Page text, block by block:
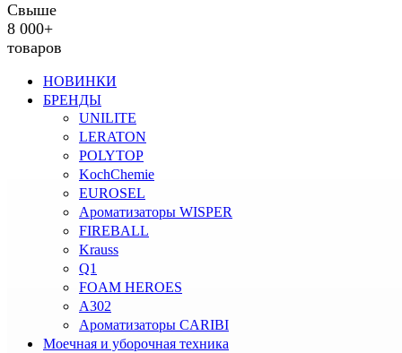
Свыше
8 000+
товаров
НОВИНКИ
БРЕНДЫ
UNILITE
LERATON
POLYTOP
KochChemie
EUROSEL
Ароматизаторы WISPER
FIREBALL
Krauss
Q1
FOAM HEROES
A302
Ароматизаторы CARIBI
Моечная и уборочная техника